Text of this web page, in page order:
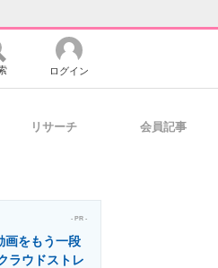
よく分かる
ログイン
リサーチ 会員記事
- PR -
画をもう一段
ラウドストレ